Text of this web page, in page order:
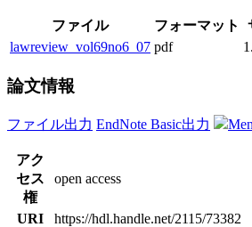
ファイル フォーマット
lawreview_vol69no6_07 pdf
論文情報
ファイル出力 EndNote Basic出力
アク
セス
権
open access
URI https://hdl.handle.net/2115/73382